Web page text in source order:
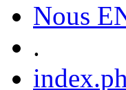
Nous
.